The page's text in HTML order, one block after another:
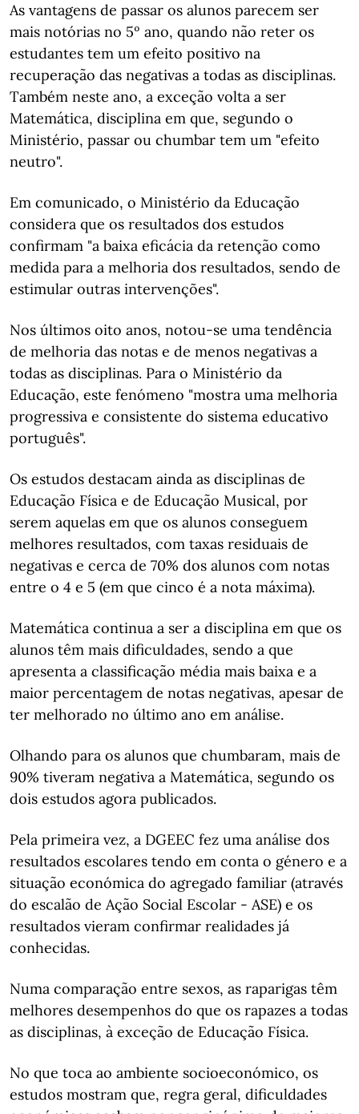
As vantagens de passar os alunos parecem ser
mais notórias no 5º ano, quando não reter os
estudantes tem um efeito positivo na
recuperação das negativas a todas as disciplinas.
Também neste ano, a exceção volta a ser
Matemática, disciplina em que, segundo o
Ministério, passar ou chumbar tem um "efeito
neutro".
Em comunicado, o Ministério da Educação
considera que os resultados dos estudos
confirmam "a baixa eficácia da retenção como
medida para a melhoria dos resultados, sendo de
estimular outras intervenções".
Nos últimos oito anos, notou-se uma tendência
de melhoria das notas e de menos negativas a
todas as disciplinas. Para o Ministério da
Educação, este fenómeno "mostra uma melhoria
progressiva e consistente do sistema educativo
português".
Os estudos destacam ainda as disciplinas de
Educação Física e de Educação Musical, por
serem aquelas em que os alunos conseguem
melhores resultados, com taxas residuais de
negativas e cerca de 70% dos alunos com notas
entre o 4 e 5 (em que cinco é a nota máxima).
Matemática continua a ser a disciplina em que os
alunos têm mais dificuldades, sendo a que
apresenta a classificação média mais baixa e a
maior percentagem de notas negativas, apesar de
ter melhorado no último ano em análise.
Olhando para os alunos que chumbaram, mais de
90% tiveram negativa a Matemática, segundo os
dois estudos agora publicados.
Pela primeira vez, a DGEEC fez uma análise dos
resultados escolares tendo em conta o género e a
situação económica do agregado familiar (através
do escalão de Ação Social Escolar - ASE) e os
resultados vieram confirmar realidades já
conhecidas.
Numa comparação entre sexos, as raparigas têm
melhores desempenhos do que os rapazes a todas
as disciplinas, à exceção de Educação Física.
No que toca ao ambiente socioeconómico, os
estudos mostram que, regra geral, dificuldades